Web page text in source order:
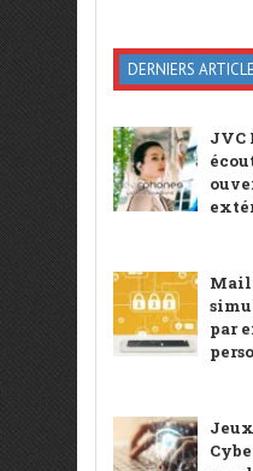
DERNIERS
JVC
par
Jeux